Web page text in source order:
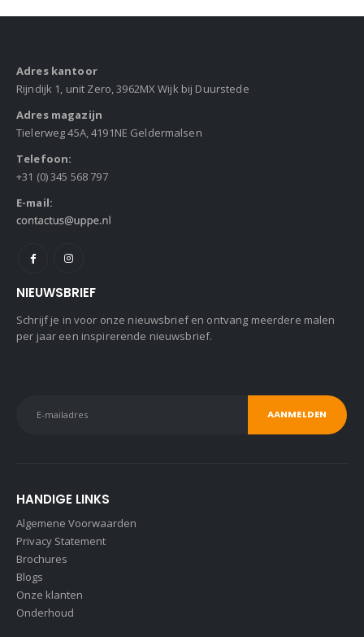
Adres kantoor
Rijndijk 1, unit Zero, 3962MX Wijk bij Duurstede
Adres magazijn
Tielerweg 45A, 4191NE Geldermalsen
Telefoon:
+31 (0) 345 568 797
E-mail:
NIEUWSBRIEF
Schrijf je in voor onze nieuwsbrief en ontvang meerdere malen
per jaar een inspirerende nieuwsbrief.
HANDIGE LINKS
Algemene Voorwaarden
Privacy Statement
Brochures
Blogs
Onze klanten
Onderhoud